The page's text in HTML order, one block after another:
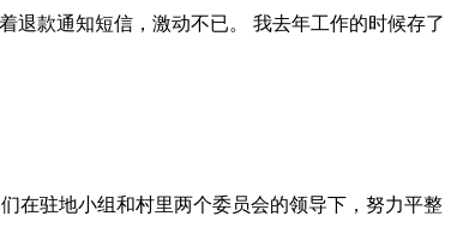
退款通知短信，激动不已。 我去年工作的时候存了
在驻地小组和村里两个委员会的领导下，努力平整